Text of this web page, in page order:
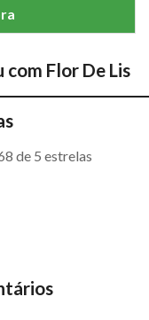
com Flor De Lis
de 5 estrelas